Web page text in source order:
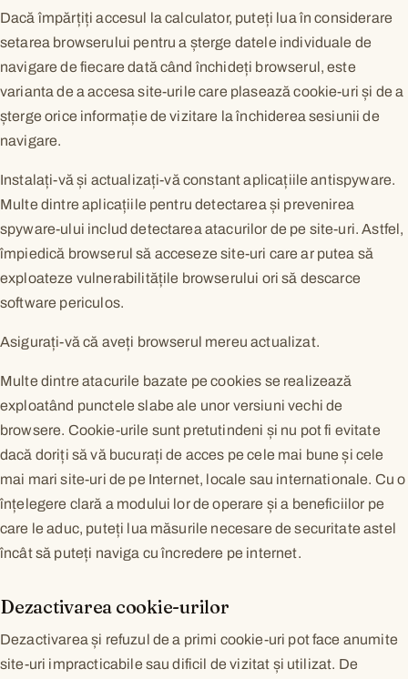
Dacă împărțiți accesul la calculator, puteți lua în considerare
setarea browserului pentru a șterge datele individuale de
navigare de fiecare dată când închideți browserul, este
varianta de a accesa site-urile care plasează cookie-uri și de a
șterge orice informație de vizitare la închiderea sesiunii de
navigare.
Instalați-vă și actualizați-vă constant aplicațiile antispyware.
Multe dintre aplicațiile pentru detectarea și prevenirea
spyware-ului includ detectarea atacurilor de pe site-uri. Astfel,
împiedică browserul să acceseze site-uri care ar putea să
exploateze vulnerabilitățile browserului ori să descarce
software periculos.
Asigurați-vă că aveți browserul mereu actualizat.
Multe dintre atacurile bazate pe cookies se realizează
exploatând punctele slabe ale unor versiuni vechi de
browsere. Cookie-urile sunt pretutindeni și nu pot fi evitate
dacă doriți să vă bucurați de acces pe cele mai bune și cele
mai mari site-uri de pe Internet, locale sau internationale. Cu o
înțelegere clară a modului lor de operare și a beneficiilor pe
care le aduc, puteți lua măsurile necesare de securitate astel
încât să puteți naviga cu încredere pe internet.
Dezactivarea cookie-urilor
Dezactivarea și refuzul de a primi cookie-uri pot face anumite
site-uri impracticabile sau dificil de vizitat și utilizat. De